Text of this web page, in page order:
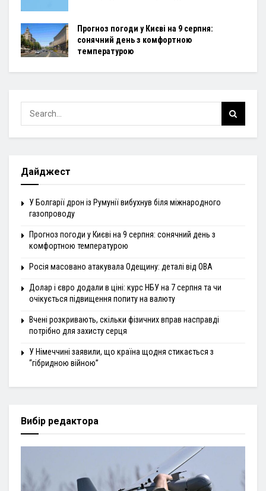
Прогноз погоди у Києві на 9 серпня:
сонячний день з комфортною
температурою
Дайджест
У Болгарії дрон із Румунії вибухнув біля міжнародного
газопроводу
Прогноз погоди у Києві на 9 серпня: сонячний день з
комфортною температурою
Росія масовано атакувала Одещину: деталі від ОВА
Долар і євро додали в ціні: курс НБУ на 7 серпня та чи
очікується підвищення попиту на валюту
Вчені розкривають, скільки фізичних вправ насправді
потрібно для захисту серця
У Німеччині заявили, що країна щодня стикається з
“гібридною війною”
Вибір редактора